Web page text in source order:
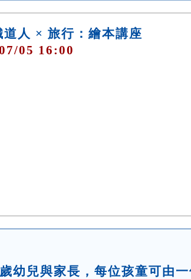
人 × 旅行：繪本講座
05 16:00
幼兒與家長，每位孩童可由